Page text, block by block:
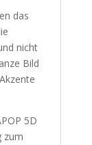
das
nicht
Bild
5D
zum